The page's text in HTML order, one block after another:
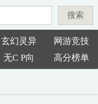
搜索
玄幻灵异
网游竞技
无C P向 高分榜单